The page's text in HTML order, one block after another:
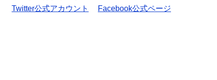
Twitter公式アカウント
Facebook公式ページ